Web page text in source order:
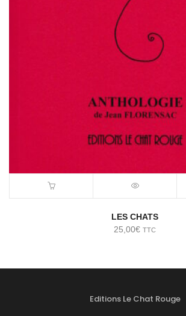
LES CHATS
25,00€ TTC
Editions Le Chat Rouge